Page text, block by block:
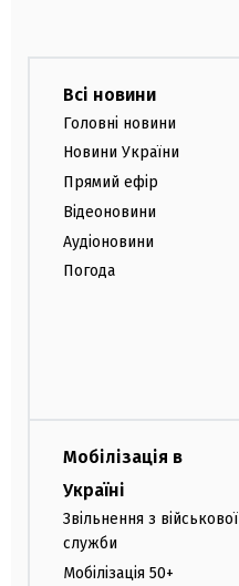
Всі новини
Головні новини
Новини України
Прямий ефір
Відеоновини
Аудіоновини
Погода
Мобілізація в
Україні
Звільнення з військової
служби
Мобілізація 50+